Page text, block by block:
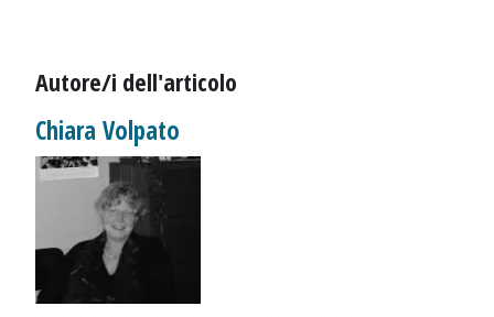
Autore/i dell'articolo
Chiara Volpato